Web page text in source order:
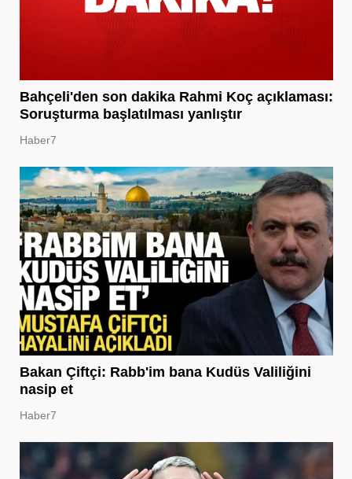
Bahçeli'den son dakika Rahmi Koç açıklaması:
Soruşturma başlatılması yanlıştır
Haber7
Bakan Çiftçi: Rabb'im bana Kudüs Valiliğini
nasip et
Haber7